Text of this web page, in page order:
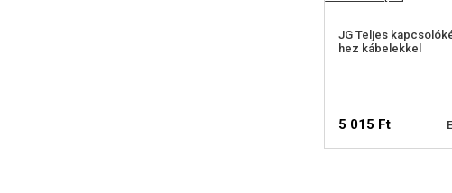
JG Teljes
hez kábelekkel
5 015 Ft